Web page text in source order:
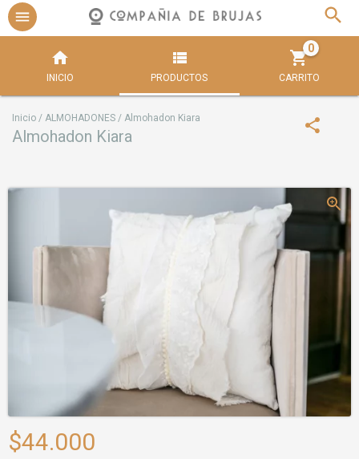
INICIO PRODUCTOS CARRITO
0
Inicio / ALMOHADONES / Almohadon Kiara
Almohadon Kiara
$44.000